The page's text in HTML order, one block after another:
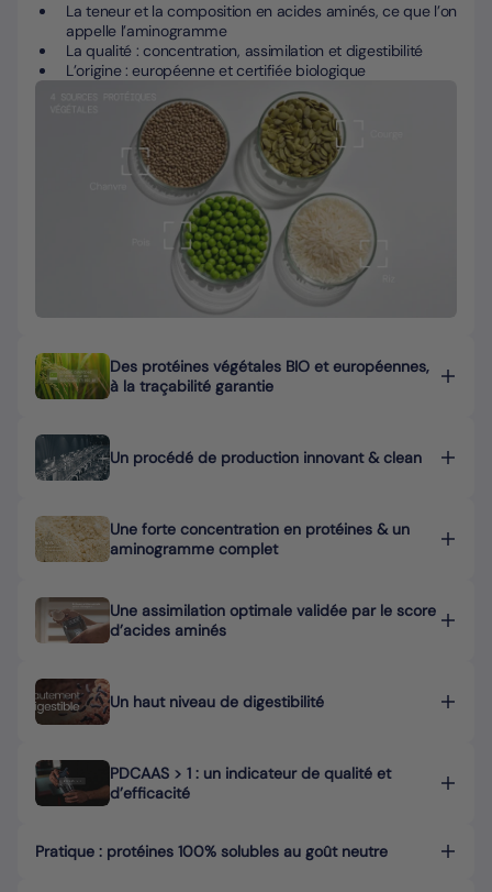
La teneur et la composition en acides aminés, ce que l’on
appelle l’aminogramme
La qualité : concentration, assimilation et digestibilité
L’origine : européenne et certifiée biologique
Des protéines végétales BIO et européennes,
à la traçabilité garantie
Un procédé de production innovant & clean
Une forte concentration en protéines & un
aminogramme complet
Une assimilation optimale validée par le score
d’acides aminés
Un haut niveau de digestibilité
PDCAAS > 1 : un indicateur de qualité et
d’efficacité
Pratique : protéines 100% solubles au goût neutre